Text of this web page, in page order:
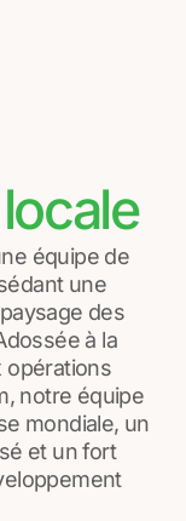
équipe de
une
des
à la
opérations
notre équipe
mondiale, un
et un fort